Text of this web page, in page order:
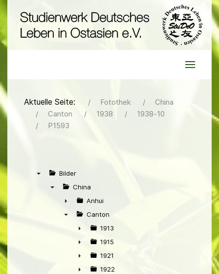
Aktuelle Seite: Fotothek
China
Canton
1938
1938-10
P1593
Bilder
China
►
Anhui
Canton
►
1913
►
1915
►
1921
1922